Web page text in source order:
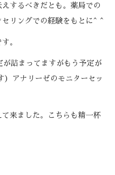
するべきだとも。薬局での
リングでの経験をもとに^ ^
。
詰まってますがもう予定が
アナリーゼのモニターセッ
来ました。こちらも精一杯